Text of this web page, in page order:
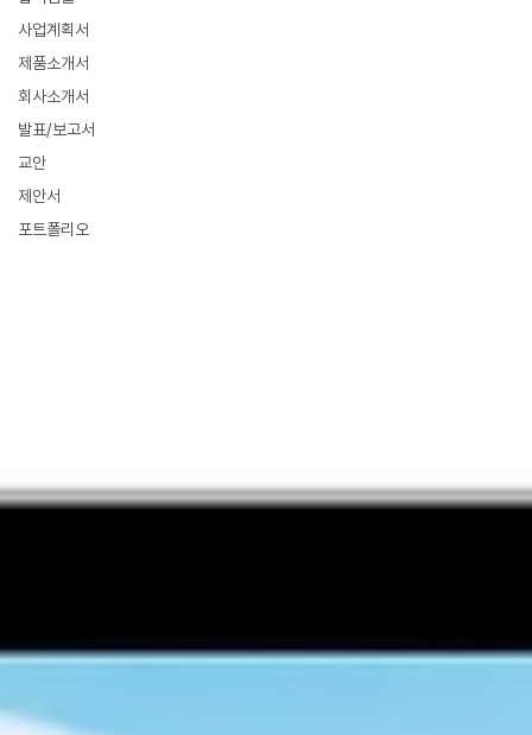
사업계획서
제품소개서
회사소개서
발표/보고서
교안
제안서
포트폴리오